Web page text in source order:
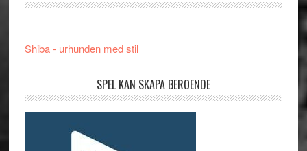
Shiba - urhunden med stil
SPEL KAN SKAPA BEROENDE